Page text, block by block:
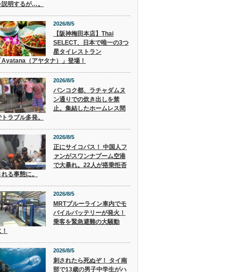
説明するが…。
2026/8/5
【阪神梅田本店】Thai
SELECT、日本で唯一の3つ
星タイレストラン
Ayatana（アヤタナ）」登場！
2026/8/5
バンコク都、ラチャダムヌ
ン通りでの炊き出しを禁
止。集結したホームレス間
トラブル多発。
2026/8/5
正にサイコパス！ 中国人フ
ァンがスワンナプーム空港
で大暴れ。22人が搭乗拒否
れる事態に。
2026/8/5
MRTブルーライン車内でモ
バイルバッテリーが発火！
乗客を緊急避難の大騒動
2026/8/5
刺されたら死ぬぞ！ タイ南
部で13歳の男子中学生がハ